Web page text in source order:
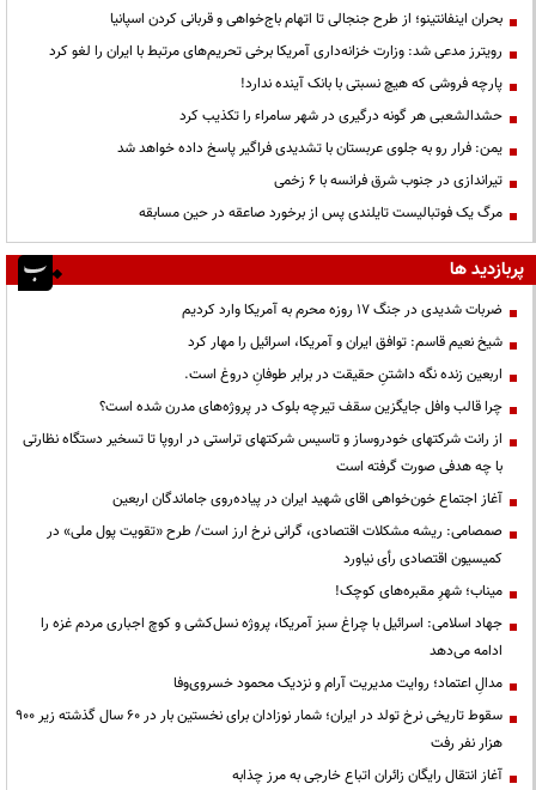
بحران اینفانتینو؛ از طرح جنجالی تا اتهام باج‌خواهی و قربانی کردن اسپانیا
رویترز مدعی شد: وزارت خزانه‌داری آمریکا برخی تحریم‌های مرتبط با ایران را لغو کرد
پارچه فروشی که هیچ نسبتی با بانک آینده ندارد!
حشدالشعبی هر گونه درگیری در شهر سامراء را تکذیب کرد
یمن: فرار رو به جلوی عربستان با تشدیدی فراگیر پاسخ داده خواهد شد
تیراندازی در جنوب شرق فرانسه با ۶ زخمی
مرگ یک فوتبالیست تایلندی پس از برخورد صاعقه در حین مسابقه
پربازدید ها
ضربات شدیدی در جنگ ۱۷ روزه محرم به آمریکا وارد کردیم
شیخ نعیم قاسم: توافق ایران و آمریکا، اسرائیل را مهار کرد
اربعین زنده نگه داشتنِ حقیقت در برابر طوفانِ دروغ است.
چرا قالب وافل جایگزین سقف تیرچه بلوک در پروژه‌های مدرن شده است؟
از رانت‌ شرکتهای خودروساز و تاسیس شرکتهای تراستی در اروپا تا تسخیر دستگاه نظارتی
با چه هدفی صورت گرفته است
آغاز اجتماع خون‌خواهی اقای شهید ایران در پیاده‌روی جاماندگان اربعین
صمصامی: ریشه مشکلات اقتصادی، گرانی نرخ ارز است/ طرح «تقویت پول ملی» در
کمیسیون اقتصادی رأی نیاورد
میناب؛ شهرِ مقبره‌های کوچک!
جهاد اسلامی: اسرائیل با چراغ سبز آمریکا، پروژه نسل‌کشی و کوچ اجباری مردم غزه را
ادامه می‌دهد
مدالِ اعتماد؛ روایت مدیریت آرام و نزدیک محمود خسروی‌وفا
سقوط تاریخی نرخ تولد در ایران؛ شمار نوزادان برای نخستین بار در ۶۰ سال گذشته زیر ۹۰۰
هزار نفر رفت
آغاز انتقال رایگان زائران اتباع خارجی به مرز چذابه